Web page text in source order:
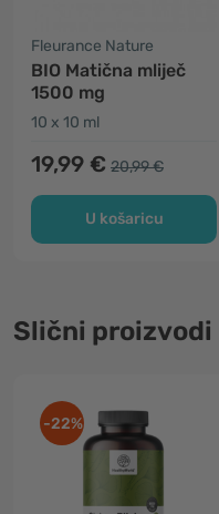
Fleurance Nature
BIO Matična mliječ
1500 mg
10 x 10 ml
19,99 € 20,99 €
U košaricu
Slični proizvodi
-22%